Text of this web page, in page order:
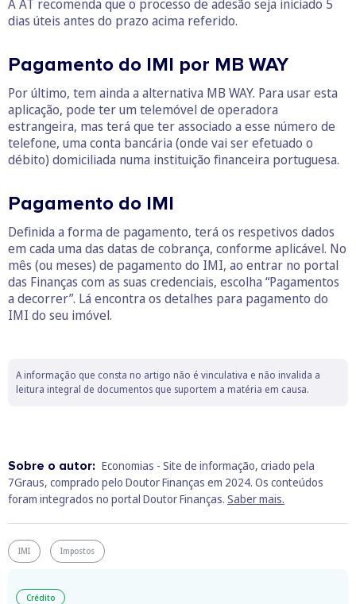
A AT recomenda que o processo de adesão seja iniciado 5
dias úteis antes do prazo acima referido.
Pagamento do IMI por MB WAY
Por último, tem ainda a alternativa MB WAY. Para usar esta
aplicação, pode ter um telemóvel de operadora
estrangeira, mas terá que ter associado a esse número de
telefone, uma conta bancária (onde vai ser efetuado o
débito) domiciliada numa instituição financeira portuguesa.
Pagamento do IMI
Definida a forma de pagamento, terá os respetivos dados
em cada uma das datas de cobrança, conforme aplicável. No
mês (ou meses) de pagamento do IMI, ao entrar no portal
das Finanças com as suas credenciais, escolha “Pagamentos
a decorrer”. Lá encontra os detalhes para pagamento do
IMI do seu imóvel.
A informação que consta no artigo não é vinculativa e não invalida a
leitura integral de documentos que suportem a matéria em causa.
Sobre o autor: Economias - Site de informação, criado pela
7Graus, comprado pelo Doutor Finanças em 2024. Os conteúdos
foram integrados no portal Doutor Finanças. Saber mais.
IMI Impostos
Crédito